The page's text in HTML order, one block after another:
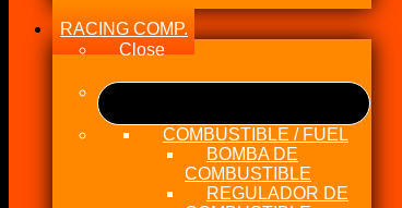
RACING COMP.
Close
COMBUSTIBLE / FUEL
BOMBA DE
COMBUSTIBLE
REGULADOR DE